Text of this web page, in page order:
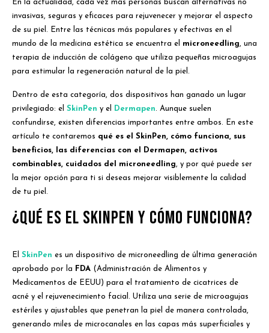
En la actualidad, cada vez más personas buscan alternativas no
invasivas, seguras y eficaces para rejuvenecer y mejorar el aspecto
de su piel. Entre las técnicas más populares y efectivas en el
mundo de la medicina estética se encuentra el microneedling, una
terapia de inducción de colágeno que utiliza pequeñas microagujas
para estimular la regeneración natural de la piel.
Dentro de esta categoría, dos dispositivos han ganado un lugar
privilegiado: el SkinPen y el Dermapen . Aunque suelen
confundirse, existen diferencias importantes entre ambos. En este
artículo te contaremos qué es el SkinPen, cómo funciona, sus
beneficios, las diferencias con el Dermapen, activos
combinables, cuidados del microneedling , y por qué puede ser
la mejor opción para ti si deseas mejorar visiblemente la calidad
de tu piel.
¿Qué es el SkinPen y cómo funciona?
El SkinPen es un dispositivo de microneedling de última generación
aprobado por la FDA (Administración de Alimentos y
Medicamentos de EEUU) para el tratamiento de cicatrices de
acné y el rejuvenecimiento facial. Utiliza una serie de microagujas
estériles y ajustables que penetran la piel de manera controlada,
generando miles de microcanales en las capas más superficiales y